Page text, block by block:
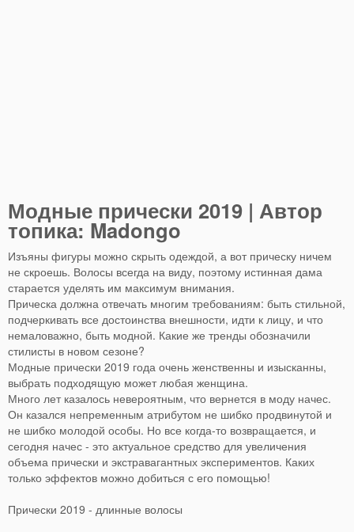
Модные прически 2019 | Автор
топика: Madongo
Изъяны фигуры можно скрыть одеждой, а вот прическу ничем
не скроешь. Волосы всегда на виду, поэтому истинная дама
старается уделять им максимум внимания.
Прическа должна отвечать многим требованиям: быть стильной,
подчеркивать все достоинства внешности, идти к лицу, и что
немаловажно, быть модной. Какие же тренды обозначили
стилисты в новом сезоне?
Модные прически 2019 года очень женственны и изысканны,
выбрать подходящую может любая женщина.
Много лет казалось невероятным, что вернется в моду начес.
Он казался непременным атрибутом не шибко продвинутой и
не шибко молодой особы. Но все когда-то возвращается, и
сегодня начес - это актуальное средство для увеличения
объема прически и экстравагантных экспериментов. Каких
только эффектов можно добиться с его помощью!
Прически 2019 - длинные волосы